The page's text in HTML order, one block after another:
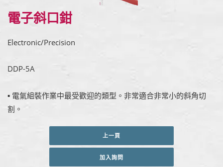
電子斜口鉗
Electronic/Precision
DDP-5A
▪ 電氣組裝作業中最受歡迎的類型。非常適合非常小的斜角切
割。
上一頁
加入詢問